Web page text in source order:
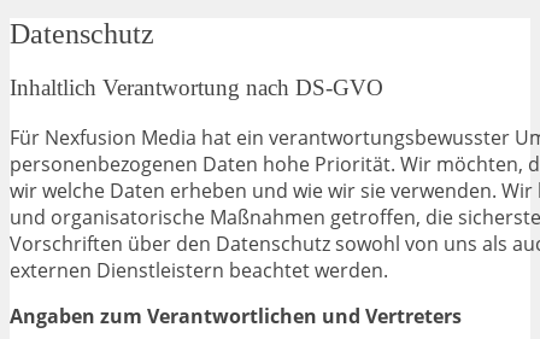
Datenschutz
Inhaltlich Verantwortung nach DS-GVO
Für Nexfusion Media hat ein verantwortungsbewusster
personenbezogenen Daten hohe Priorität. Wir möchten,
wir welche Daten erheben und wie wir sie verwenden.
und organisatorische Maßnahmen getroffen, die
Vorschriften über den Datenschutz sowohl von uns als
externen Dienstleistern beachtet werden.
Angaben zum Verantwortlichen und Vertreters